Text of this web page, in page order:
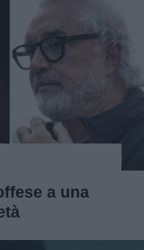
a una